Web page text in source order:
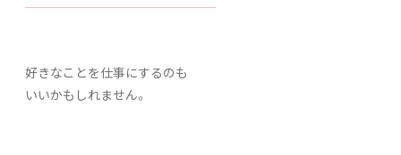
好きなことを仕事にするのも
いいかもしれません。